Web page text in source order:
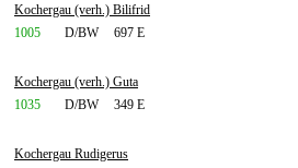
Kochergau (verh.) Bilifrid
1005
D/BW 697 E
Kochergau (verh.) Guta
1035
D/BW 349 E
Kochergau Rudigerus